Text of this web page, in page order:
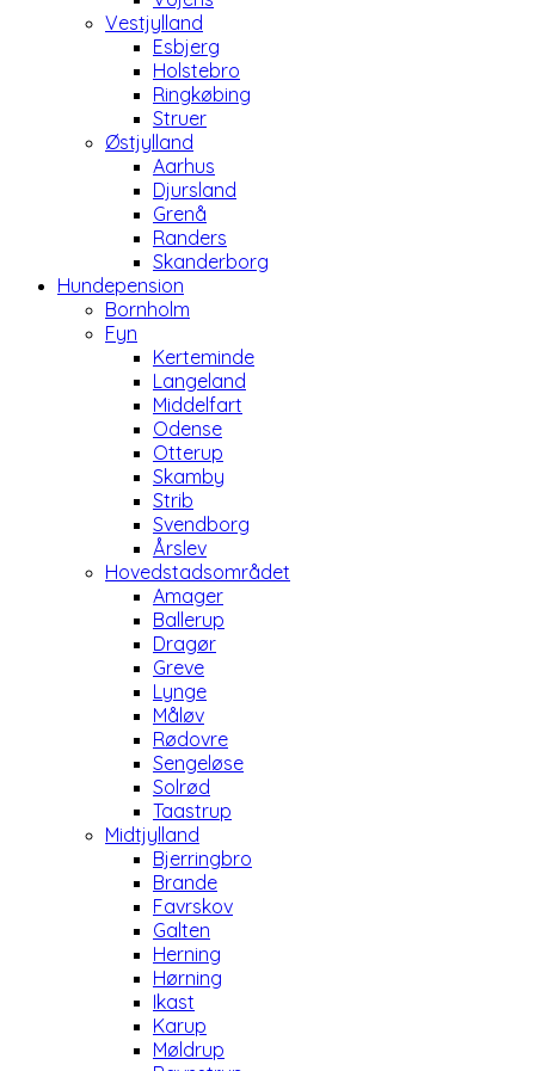
Vestjylland
Esbjerg
Holstebro
Ringkøbing
Struer
Østjylland
Aarhus
Djursland
Grenå
Randers
Skanderborg
Hundepension
Bornholm
Fyn
Kerteminde
Langeland
Middelfart
Odense
Otterup
Skamby
Strib
Svendborg
Årslev
Hovedstadsområdet
Amager
Ballerup
Dragør
Greve
Lynge
Måløv
Rødovre
Sengeløse
Solrød
Taastrup
Midtjylland
Bjerringbro
Brande
Favrskov
Galten
Herning
Hørning
Ikast
Karup
Møldrup